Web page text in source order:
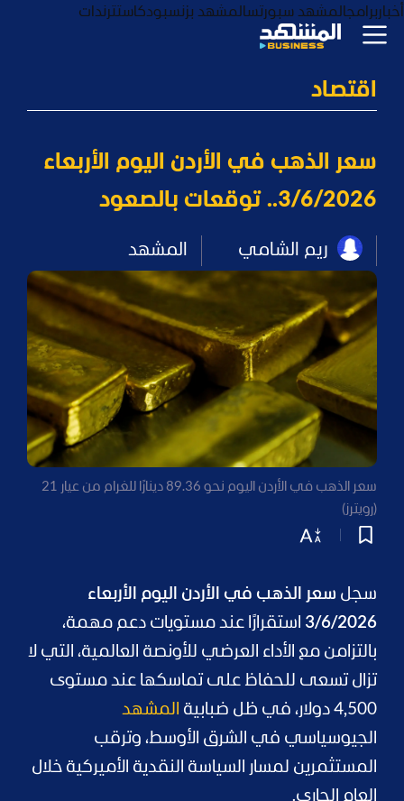
أخبار برامجالمشهد سبورتسالمشهد بزنسبودكاستترندات
اقتصاد
سعر الذهب في الأردن اليوم الأربعاء
3/6/2026.. توقعات بالصعود
ريم الشامي المشهد
سعر الذهب في الأردن اليوم نحو 89.36 دينارًا للغرام من عيار 21
(رويترز)
سجل سعر الذهب في الأردن اليوم الأربعاء
3/6/2026 استقرارًا عند مستويات دعم مهمة،
بالتزامن مع الأداء العرضي للأونصة العالمية، التي لا
تزال تسعى للحفاظ على تماسكها عند مستوى
4,500 دولار، في ظل ضبابية
المشهد
الجيوسياسي في الشرق الأوسط، وترقب
المستثمرين لمسار السياسة النقدية الأميركية خلال
العام الجاري.